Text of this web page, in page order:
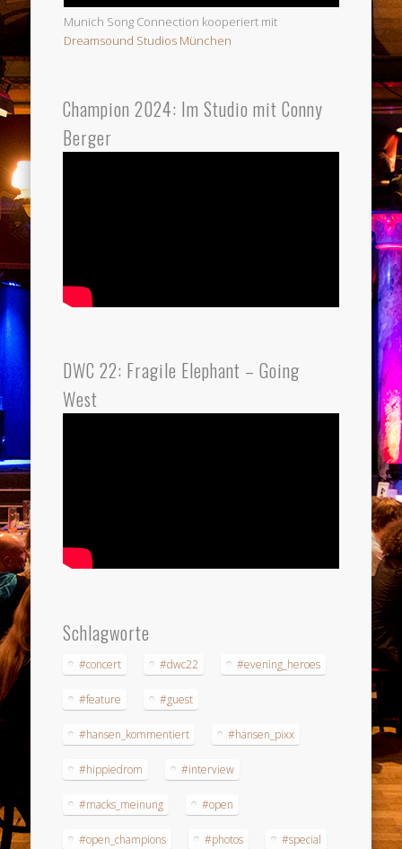
Munich Song Connection kooperiert mit
Dreamsound Studios München
Champion 2024: Im Studio mit Conny
Berger
DWC 22: Fragile Elephant – Going
West
Schlagworte
#concert #dwc22 #evening_heroes
#feature #guest
#hansen_kommentiert #hansen_pixx
#hippiedrom #interview
#macks_meinung #open
#open_champions #photos #special